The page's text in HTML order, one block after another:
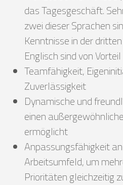
das Tagesgeschäft.
zwei dieser Sprachen
Kenntnisse in der
Englisch sind von Vorteil
Teamfähigkeit,
Zuverlässigkeit
Dynamische und
einen
ermöglicht
Anpassungsfähigkeit
Arbeitsumfeld, um
Prioritäten gleichzeitig